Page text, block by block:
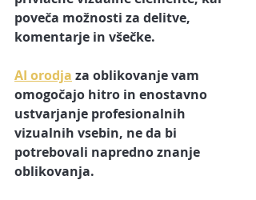
poveča možnosti za delitve,
komentarje in všečke.
AI orodja za oblikovanje vam
omogočajo hitro in enostavno
ustvarjanje profesionalnih
vizualnih vsebin, ne da bi
potrebovali napredno znanje
oblikovanja.